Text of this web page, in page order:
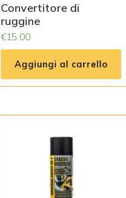
Convertitore di
ruggine
€15.00
Aggiungi al carrello